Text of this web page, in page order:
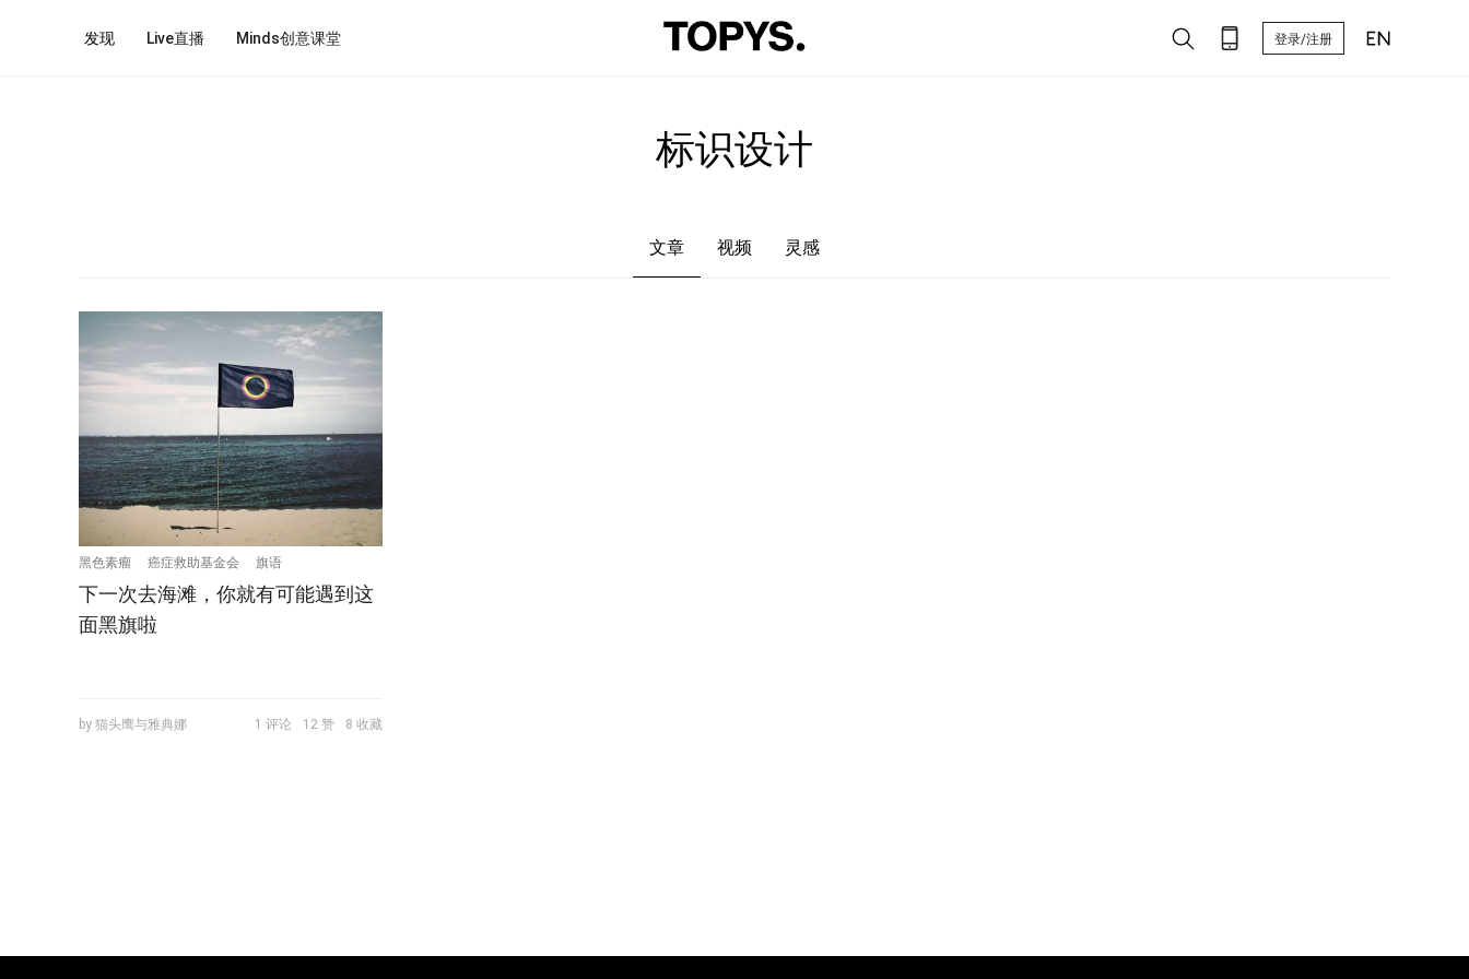
发现 Live直播 Minds创意课堂 登录/注册
文章 视频 灵感
黑色素瘤 癌症救助基金会 旗语
下一次去海滩，你就有可能遇到这
面黑旗啦
by 猫头鹰与雅典娜 1 评论 12 赞 8 收藏